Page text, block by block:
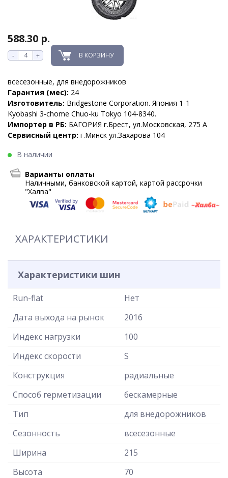
588.30 р.
- + В КОРЗИНУ
всесезонные, для внедорожников
Гарантия (мес): 24
Изготовитель: Bridgestone Corporation. Япония 1-1
Kyobashi 3-chome Chuo-ku Tokyo 104-8340.
Импортер в РБ: БАГОРИЯ г.Брест, ул.Московская, 275 А
Сервисный центр: г.Минск ул.Захарова 104
В наличии
Варианты оплаты
Наличными, банковской картой, картой рассрочки
"Халва"
ХАРАКТЕРИСТИКИ
Характеристики шин
Run-flat
Нет
Дата выхода на рынок
2016
Индекс нагрузки
100
Индекс скорости
S
Конструкция
радиальные
Способ герметизации
бескамерные
Тип
для внедорожников
Сезонность
всесезонные
Ширина
215
Высота
70